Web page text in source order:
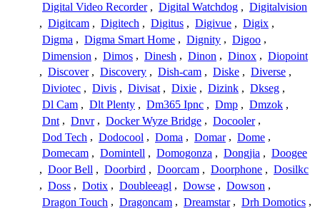
Digital Video Recorder , Digital Watchdog , Digitalvision
, Digitcam , Digitech , Digitus , Digivue , Digix ,
Digma , Digma Smart Home , Dignity , Digoo ,
Dimension , Dimos , Dinesh , Dinon , Dinox , Diopoint
, Discover , Discovery , Dish-cam , Diske , Diverse ,
Diviotec , Divis , Divisat , Dixie , Dizink , Dkseg ,
Dl Cam , Dlt Plenty , Dm365 Ipnc , Dmp , Dmzok ,
Dnt , Dnvr , Docker Wyze Bridge , Docooler ,
Dod Tech , Dodocool , Doma , Domar , Dome ,
Domecam , Domintell , Domogonza , Dongjia , Doogee
, Door Bell , Doorbird , Doorcam , Doorphone , Dosilkc
, Doss , Dotix , Doubleeagl , Dowse , Dowson ,
Dragon Touch , Dragoncam , Dreamstar , Drh Domotics ,